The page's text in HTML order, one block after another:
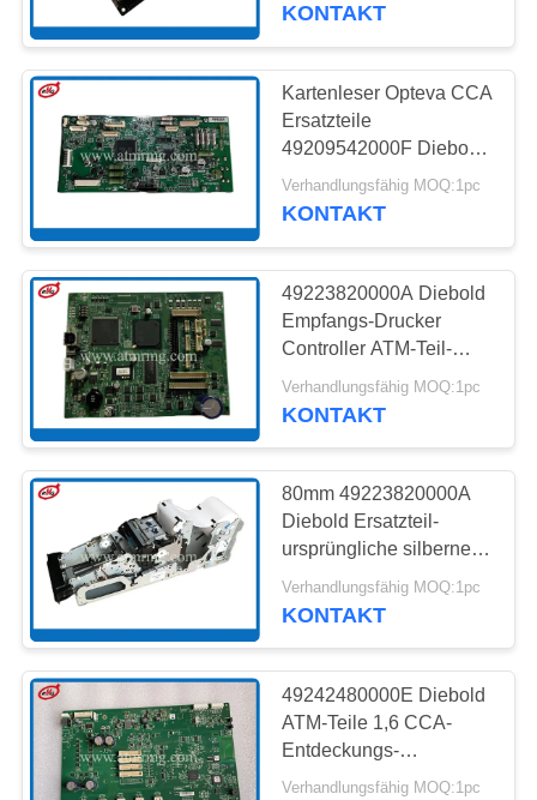
KONTAKT
MIT
UNS
NEUIGKEITEN
RECHTSSACHEN
BITTE UM
EIN
ANGEBOT
SITEMAP
DATENSCHUTZ-
BESTIMMUNGEN
wincor ATM-Teile
959
NCR-ATM-Teile
1661
NMD ATM-Teile
KONTAKT
Kartenleser Opteva CCA
Ersatzteile
49209542000F Diebold
Controller
Verhandlungsfähig MOQ:1pc
KONTAKT
49223820000A Diebold
Empfangs-Drucker
Controller ATM-Teil-
Toshibas CCA
Verhandlungsfähig MOQ:1pc
KONTAKT
80mm 49223820000A
Diebold Ersatzteil-
ursprüngliche silberne
Farbe
Verhandlungsfähig MOQ:1pc
KONTAKT
49242480000E Diebold
ATM-Teile 1,6 CCA-
Entdeckungs-
Hauptkontrolleur Board
Verhandlungsfähig MOQ:1pc